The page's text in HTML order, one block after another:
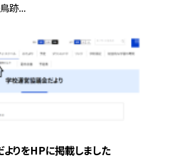
鳥跡...
りをHPに掲載しました